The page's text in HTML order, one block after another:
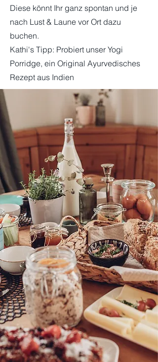
Diese könnt Ihr ganz spontan und je
nach Lust & Laune vor Ort dazu
buchen.
Kathi's Tipp: Probiert unser Yogi
Porridge, ein Original Ayurvedisches
Rezept aus Indien